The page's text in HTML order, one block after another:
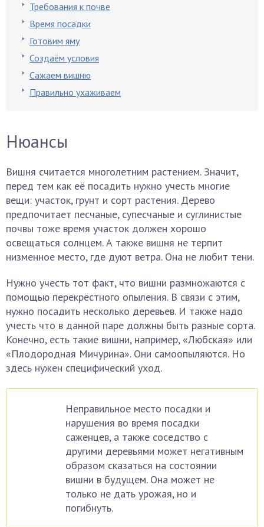
Требования к почве
Время посадки
Готовим яму
Создаём условия
Сажаем вишню
Правильно ухаживаем
Нюансы
Вишня считается многолетним растением. Значит,
перед тем как её посадить нужно учесть многие
вещи: участок, грунт и сорт растения. Дерево
предпочитает песчаные, супесчаные и суглинистые
почвы тоже время участок должен хорошо
освещаться солнцем. А также вишня не терпит
низменное место, где дуют ветра. Она не любит тени.
Нужно учесть тот факт, что вишни размножаются с
помощью перекрёстного опыления. В связи с этим,
нужно посадить несколько деревьев. И также надо
учесть что в данной паре должны быть разные сорта.
Конечно, есть такие вишни, например, «Любская» или
«Плодородная Мичурина». Они самоопыляются. Но
здесь нужен специфический уход.
Неправильное место посадки и
нарушения во время посадки
саженцев, а также соседство с
другими деревьями может негативным
образом сказаться на состоянии
вишни в будущем. Она может не
только не дать урожая, но и
погибнуть.